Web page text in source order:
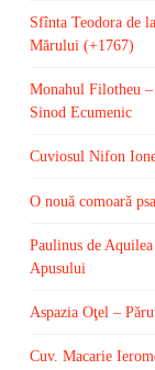
Sfînta Teodora de
Mărului (+1767)
Monahul Filotheu
Sinod Ecumenic
Cuviosul Nifon
O nouă comoară
Paulinus de
Apusului
Aspazia Oţel –
Cuv. Macarie